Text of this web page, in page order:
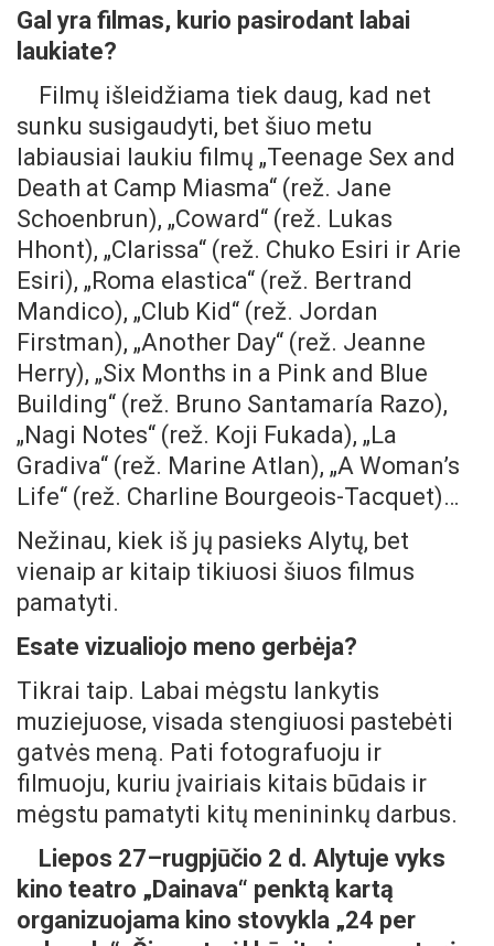
Gal yra filmas, kurio pasirodant labai
laukiate?
Filmų išleidžiama tiek daug, kad net
sunku susigaudyti, bet šiuo metu
labiausiai laukiu filmų „Teenage Sex and
Death at Camp Miasma“ (rež. Jane
Schoenbrun), „Coward“ (rež. Lukas
Hhont), „Clarissa“ (rež. Chuko Esiri ir Arie
Esiri), „Roma elastica“ (rež. Bertrand
Mandico), „Club Kid“ (rež. Jordan
Firstman), „Another Day“ (rež. Jeanne
Herry), „Six Months in a Pink and Blue
Building“ (rež. Bruno Santamaría Razo),
„Nagi Notes“ (rež. Koji Fukada), „La
Gradiva“ (rež. Marine Atlan), „A Woman’s
Life“ (rež. Charline Bourgeois-Tacquet)…
Nežinau, kiek iš jų pasieks Alytų, bet
vienaip ar kitaip tikiuosi šiuos filmus
pamatyti.
Esate vizualiojo meno gerbėja?
Tikrai taip. Labai mėgstu lankytis
muziejuose, visada stengiuosi pastebėti
gatvės meną. Pati fotografuoju ir
filmuoju, kuriu įvairiais kitais būdais ir
mėgstu pamatyti kitų menininkų darbus.
Liepos 27–rugpjūčio 2 d. Alytuje vyks
kino teatro „Dainava“ penktą kartą
organizuojama kino stovykla „24 per